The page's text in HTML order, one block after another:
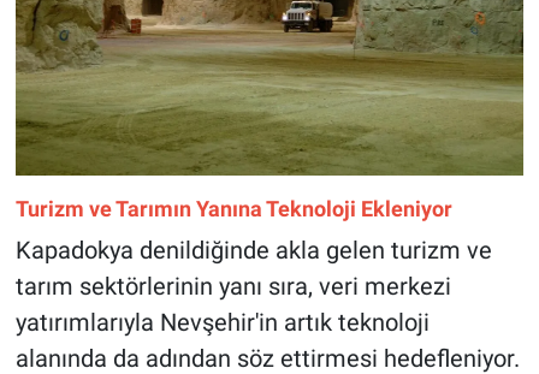
Turizm ve Tarımın Yanına Teknoloji Ekleniyor
Kapadokya denildiğinde akla gelen turizm ve
tarım sektörlerinin yanı sıra, veri merkezi
yatırımlarıyla Nevşehir'in artık teknoloji
alanında da adından söz ettirmesi hedefleniyor.